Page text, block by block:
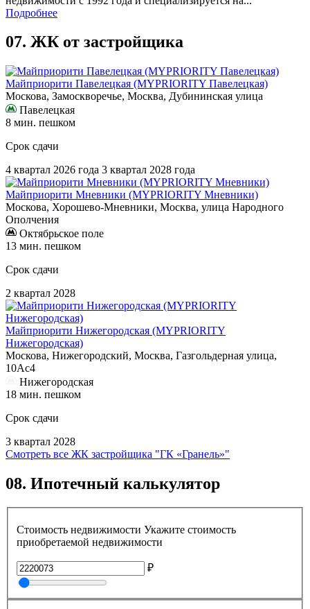
Подробнее
07. ЖК от застройщика
Майприорити Павелецкая (MYPRIORITY Павелецкая)
Москова, Замоскворечье, Москва, Дубининская улица
Павелецкая
8 мин. пешком
Срок сдачи
4 квартал 2026 года 3 квартал 2028 года
Майприорити Мневники (MYPRIORITY Мневники)
Москова, Хорошево-Мневники, Москва, улица Народного
Ополчения
Октябрьское поле
13 мин. пешком
Срок сдачи
2 квартал 2028
Майприорити Нижегородская (MYPRIORITY
Нижегородская)
Москова, Нижегородский, Москва, Газгольдерная улица,
10Ас4
Нижегородская
18 мин. пешком
Срок сдачи
3 квартал 2028
Смотреть все ЖК застройщика "ГК «Гранель»"
08. Ипотечный калькулятор
Стоимость недвижимости Укажите стоимость
приобретаемой недвижимости
₽